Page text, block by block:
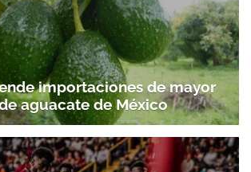
importaciones de mayor
aguacate de México